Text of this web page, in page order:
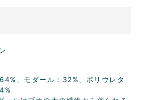
、モダール：32%、ポリウレタ